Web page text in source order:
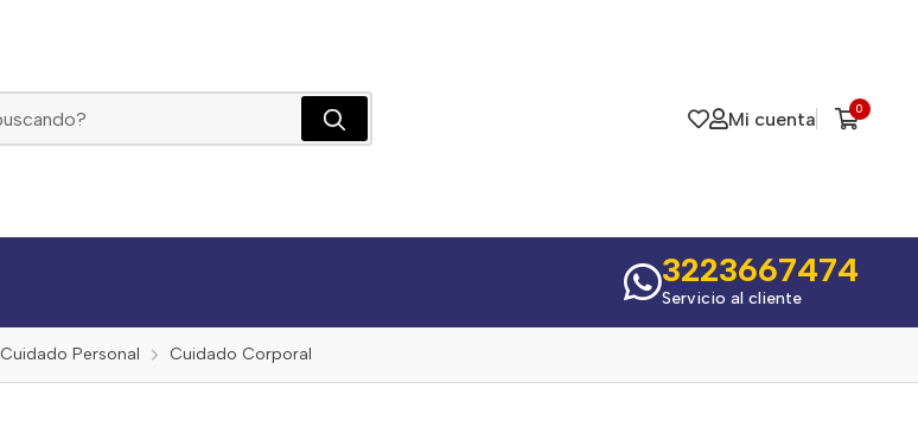
Mi cuenta 0
3223667474
Servicio al cliente
Cuidado Personal Cuidado Corporal